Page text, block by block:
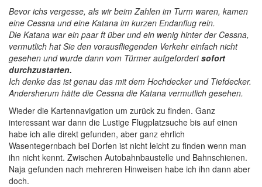
Bevor ichs vergesse, als wir beim Zahlen im Turm waren, kamen
eine Cessna und eine Katana im kurzen Endanflug rein.
Die Katana war ein paar ft über und ein wenig hinter der Cessna,
vermutlich hat Sie den vorausfliegenden Verkehr einfach nicht
gesehen und wurde dann vom Türmer aufgefordertsofort
durchzustarten.
Ich denke das ist genau das mit dem Hochdecker und Tiefdecker.
Andersherum hätte die Cessna die Katana vermutlich gesehen.
Wieder die Kartennavigation um zurück zu finden. Ganz
interessant war dann die Lustige Flugplatzsuche bis auf einen
habe ich alle direkt gefunden, aber ganz ehrlich
Wasentegernbach bei Dorfen ist nicht leicht zu finden wenn man
ihn nicht kennt. Zwischen Autobahnbaustelle und Bahnschienen.
Naja gefunden nach mehreren Hinweisen habe ich ihn dann aber
doch.